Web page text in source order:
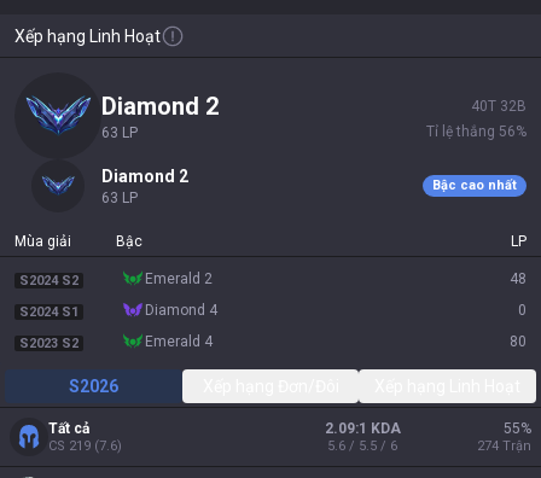
Xếp hạng Linh Hoạt
diamond 2
63 LP
40T 32B
Tỉ lệ thắng 56%
diamond 2
63 LP
Bậc cao nhất
Mùa giải Bậc LP
S2024 S2 emerald 2 48
S2024 S1 diamond 4 0
S2023 S2 emerald 4 80
S2026
Tất cả
CS 219 (7.6)
2.09:1 KDA
5.6 / 5.5 / 6
55%
274 Trận